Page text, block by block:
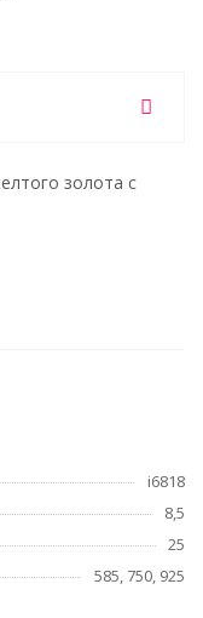
золота с
i6818
8,5
25
585, 750, 925